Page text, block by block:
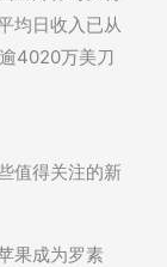
均日收入已从
4020万美刀
值得关注的新
果成为罗素